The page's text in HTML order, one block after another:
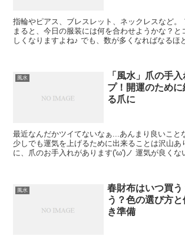
指輪やピアス、ブレスレット、ネックレスなど。
まると、今日の服装には何を合わせようかな？と
しくなりますよね♪ でも、数が多くなればなるほ
風水
「風水」爪の手
プ！開運のため
る爪に
最近なんだかツイてないなぁ...あんまり良いこと
少しでも運気を上げるために出来ることは沢山あ
に、爪のお手入れがあります('ω')ノ 運気が良くな
風水
春財布はいつ買
う？色の選び方
き準備